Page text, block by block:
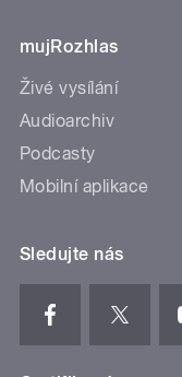
mujRozhlas
Živé vysílání
Audioarchiv
Podcasty
Mobilní aplikace
Sledujte nás